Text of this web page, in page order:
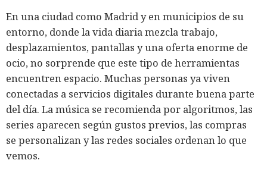
En una ciudad como Madrid y en municipios de su
entorno, donde la vida diaria mezcla trabajo,
desplazamientos, pantallas y una oferta enorme de
ocio, no sorprende que este tipo de herramientas
encuentren espacio. Muchas personas ya viven
conectadas a servicios digitales durante buena parte
del día. La música se recomienda por algoritmos, las
series aparecen según gustos previos, las compras
se personalizan y las redes sociales ordenan lo que
vemos.